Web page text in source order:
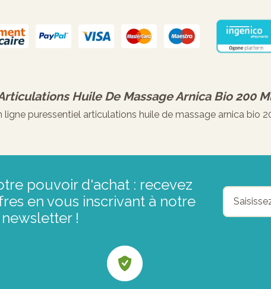
Huile De Massage Arnica Bio 200
puressentiel articulations huile de massage arnica bio
pouvoir d'achat : recevez
en vous inscrivant à notre
newsletter !